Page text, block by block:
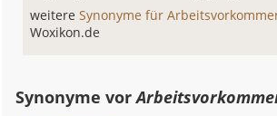
weitereSynonyme für
Woxikon.de
Synonyme vor